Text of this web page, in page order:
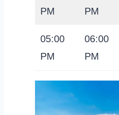
PM
PM
05:00
PM
06:00
PM